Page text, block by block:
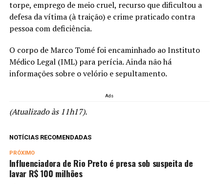
torpe, emprego de meio cruel, recurso que dificultou a
defesa da vítima (à traição) e crime praticado contra
pessoa com deficiência.
O corpo de Marco Tomé foi encaminhado ao Instituto
Médico Legal (IML) para perícia. Ainda não há
informações sobre o velório e sepultamento.
Ads
(Atualizado às 11h17).
NOTÍCIAS RECOMENDADAS
PRÓXIMO
Influenciadora de Rio Preto é presa sob suspeita de
lavar R$ 100 milhões